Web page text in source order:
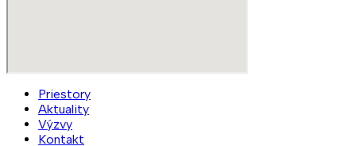
Priestory
Aktuality
Výzvy
Kontakt